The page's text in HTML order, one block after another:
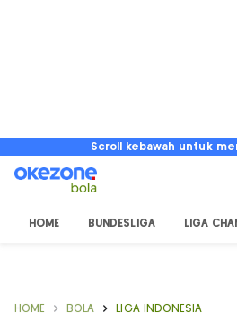
Scroll kebawah untuk
HOME BUNDESLIGA LIGA
HOME BOLA LIGA INDONESIA